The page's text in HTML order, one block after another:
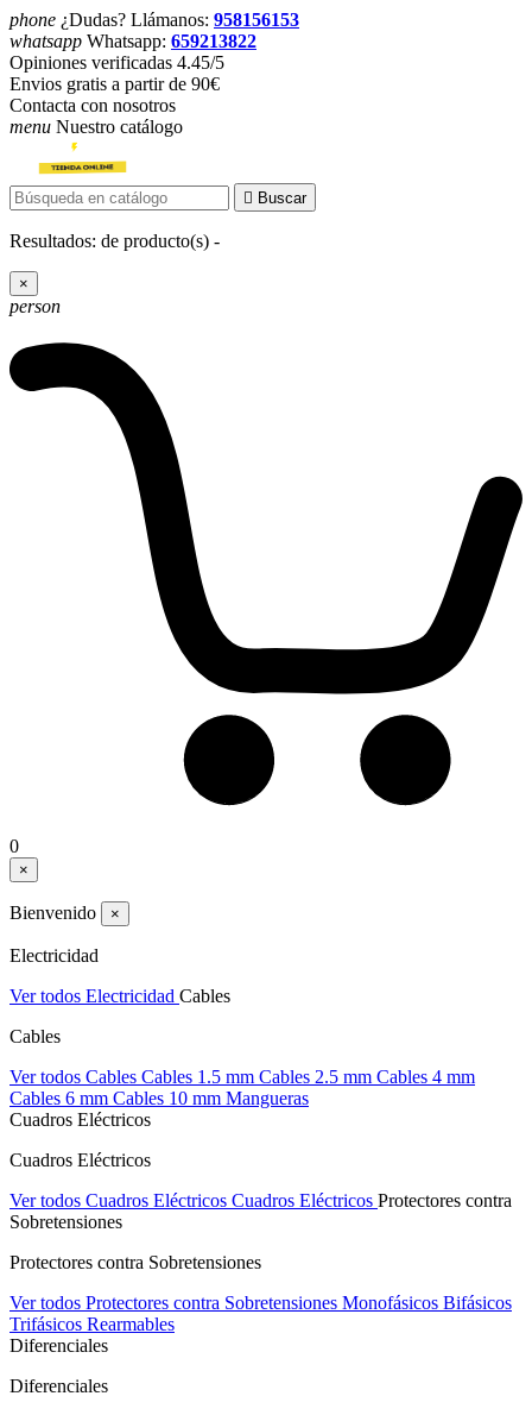
phone ¿Dudas? Llámanos: 958156153
whatsapp Whatsapp: 659213822
Opiniones verificadas 4.45/5
Envios gratis a partir de 90€
Contacta con nosotros
menu Nuestro catálogo
 Buscar
Resultados: de producto(s) -
×
person
0
×
Bienvenido ×
Electricidad
Ver todos Electricidad Cables
Cables
Ver todos Cables Cables 1.5 mm Cables 2.5 mm Cables 4 mm
Cables 6 mm Cables 10 mm Mangueras
Cuadros Eléctricos
Cuadros Eléctricos
Ver todos Cuadros Eléctricos Cuadros Eléctricos Protectores contra
Sobretensiones
Protectores contra Sobretensiones
Ver todos Protectores contra Sobretensiones Monofásicos Bifásicos
Trifásicos Rearmables
Diferenciales
Diferenciales